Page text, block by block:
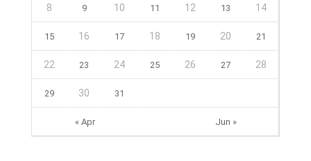
« Apr Jun »
8 9 10 11 12 13 14
15 16 17 18 19 20 21
22 23 24 25 26 27 28
29 30 31